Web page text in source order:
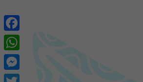
Facebook
WhatsApp
Messenger